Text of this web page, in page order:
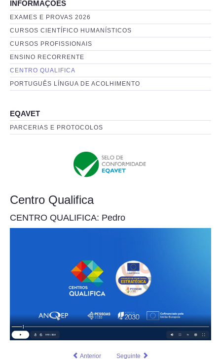
INFORMAÇÕES
EXAMES E PROVAS 2026
CURSOS CIENTÍFICO HUMANÍSTICOS
CURSOS PROFISSIONAIS
ENSINO RECORRENTE
CENTRO QUALIFICA
PORTUGUÊS LÍNGUA DE ACOLHIMENTO
EQAVET
PARCERIAS E PROTOCOLOS
Centro Qualifica
CENTRO QUALIFICA: Pedro
Anterior Seguinte